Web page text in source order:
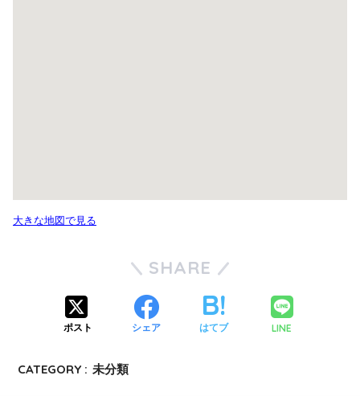
大きな地図で見る
SHARE
ポスト シェア はてブ LINE
CATEGORY : 未分類